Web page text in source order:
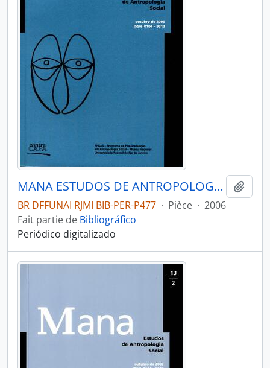
MANA ESTUDOS DE ANTROPOLOGIA SOCIAL - RIO DE JANEIRO UFRJ MUSEU NACIONAL - 2006 - Nº12 - 02
BR DFFUNAI RJMI BIB-PER-P477 · Pièce · 2006
Fait partie de Bibliográfico
Periódico digitalizado